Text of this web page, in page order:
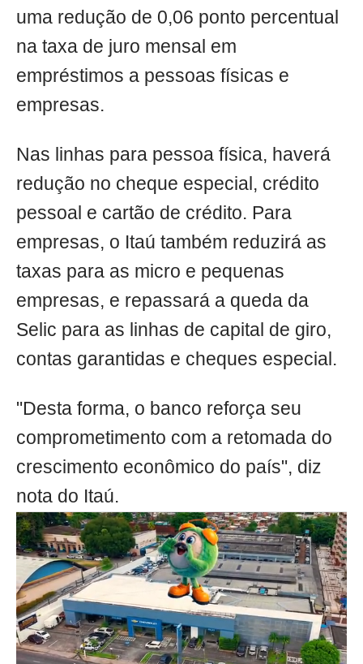
uma redução de 0,06 ponto percentual
na taxa de juro mensal em
empréstimos a pessoas físicas e
empresas.
Nas linhas para pessoa física, haverá
redução no cheque especial, crédito
pessoal e cartão de crédito. Para
empresas, o Itaú também reduzirá as
taxas para as micro e pequenas
empresas, e repassará a queda da
Selic para as linhas de capital de giro,
contas garantidas e cheques especial.
"Desta forma, o banco reforça seu
comprometimento com a retomada do
crescimento econômico do país", diz
nota do Itaú.